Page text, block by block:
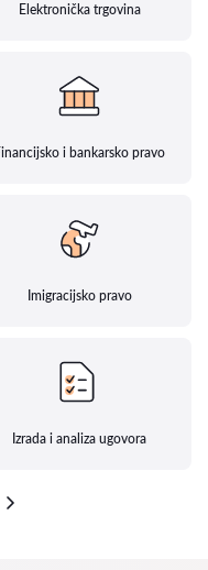
Elektronička trgovina
i bankarsko pravo
Imigracijsko pravo
Izrada i analiza ugovora